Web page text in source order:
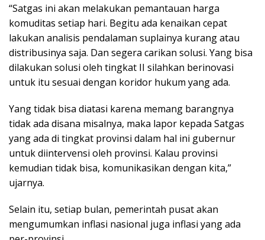
“Satgas ini akan melakukan pemantauan harga
komuditas setiap hari. Begitu ada kenaikan cepat
lakukan analisis pendalaman suplainya kurang atau
distribusinya saja. Dan segera carikan solusi. Yang bisa
dilakukan solusi oleh tingkat II silahkan berinovasi
untuk itu sesuai dengan koridor hukum yang ada.
Yang tidak bisa diatasi karena memang barangnya
tidak ada disana misalnya, maka lapor kepada Satgas
yang ada di tingkat provinsi dalam hal ini gubernur
untuk diintervensi oleh provinsi. Kalau provinsi
kemudian tidak bisa, komunikasikan dengan kita,”
ujarnya.
Selain itu, setiap bulan, pemerintah pusat akan
mengumumkan inflasi nasional juga inflasi yang ada